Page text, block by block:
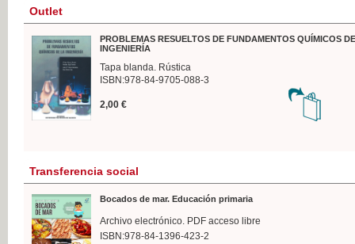
Outlet
PROBLEMAS RESUELTOS DE FUNDAMENTOS QUÍMICOS
INGENIERÍA
Tapa blanda. Rústica
ISBN:978-84-9705-088-3
2,00 €
Transferencia social
Bocados de mar. Educación primaria
Archivo electrónico. PDF acceso libre
ISBN:978-84-1396-423-2